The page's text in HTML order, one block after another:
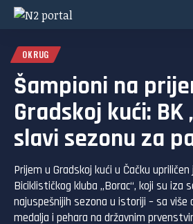
OKRUG
Šampioni na
Gradskoj kući: BK
slavi sezonu za
Prijem u Gradskoj kući u Čačku
Biciklističkog kluba „Borac“, koji su iza
najuspešnijih sezona u istoriji – sa više
medalja i pehara na državnim